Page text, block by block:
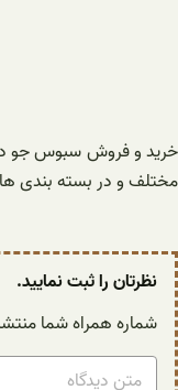
خرید و فروش سبوس جو دو
مختلف و در بسته بندی
نظرتان را ثبت نمایید.
شماره همراه شما